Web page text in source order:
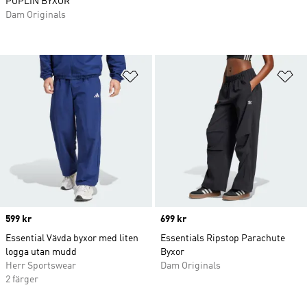
Lägg till på önskelistan
Price
599 kr
Essential Vävda byxor med liten
logga utan mudd
Herr Sportswear
2 färger
Price
699 kr
Essentials Ripstop Parachute
Byxor
Dam Originals
Dam Originals